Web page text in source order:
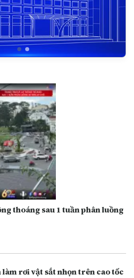
thoáng sau 1 tuần phân luồng
rơi vật sắt nhọn trên cao tốc